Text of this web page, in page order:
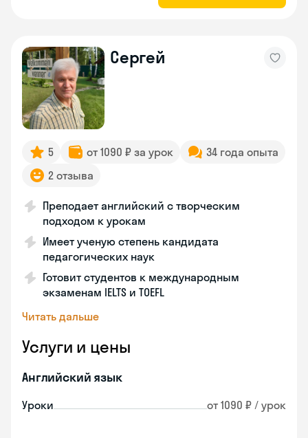
Сергей
5 от 1090 ₽ за урок
34 года опыта
2 отзыва
Преподает английский с творческим
подходом к урокам
Имеет ученую степень кандидата
педагогических наук
Готовит студентов к международным
экзаменам IELTS и TOEFL
Читать дальше
Услуги и цены
Английский язык
Уроки от 1090 ₽ / урок